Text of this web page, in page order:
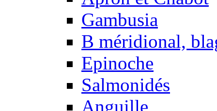
Gambusia
B méridional,
Epinoche
Salmonidés
Anguille